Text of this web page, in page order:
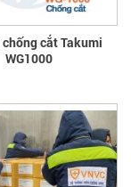
cắt Takumi
WG1000